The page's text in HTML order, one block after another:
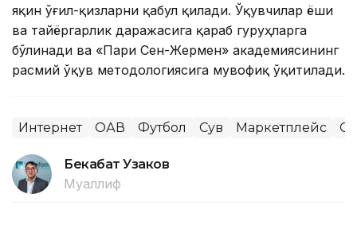
яқин ўғил-қизларни қабул қилади. Ўқувчилар ёши
ва тайёргарлик даражасига қараб гуруҳларга
бўлинади ва «Пари Сен-Жермен» академиясининг
расмий ўқув методологиясига мувофиқ ўқитилади.
Интернет ОАВ Футбол Сув Маркетплейс
Бекабат Узаков
Муаллиф